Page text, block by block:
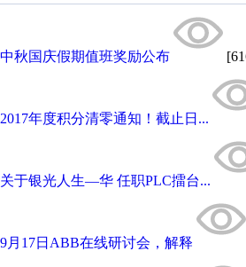
中秋国庆假期值班奖励公布
2017年度积分清零通知！截止日...
关于银光人生—华 任职PLC擂台...
9月17日ABB在线研讨会，解释